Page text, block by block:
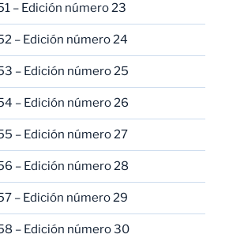
– Edición número 23
– Edición número 24
– Edición número 25
– Edición número 26
– Edición número 27
– Edición número 28
– Edición número 29
– Edición número 30